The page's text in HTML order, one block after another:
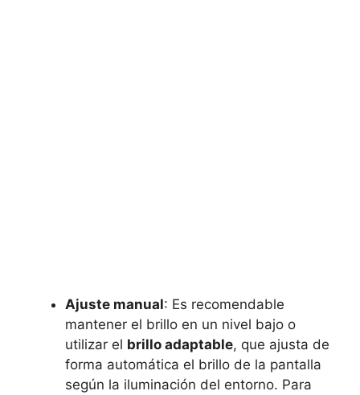
Ajuste manual: Es recomendable
mantener el brillo en un nivel bajo o
utilizar el brillo adaptable, que ajusta de
forma automática el brillo de la pantalla
según la iluminación del entorno. Para